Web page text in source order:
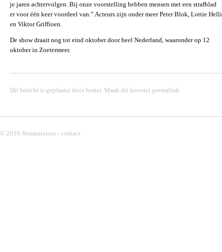
je jaren achtervolgen. Bij onze voorstelling hebben mensen met een strafblad
er voor één keer voordeel van.” Acteurs zijn onder meer Peter Blok, Lottie
en Viktor Griffioen.
De show draait nog tot eind oktober door heel Nederland, waaronder op 12
oktober in Zoetermeer.
Dit bericht is geplaatst door hester. Maak dit favoriet permalink.
© 2016 Straatnieuws - contact